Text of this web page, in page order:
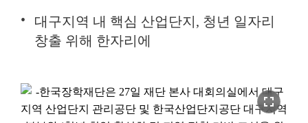
대구지역 내 핵심 산업단지, 청년 일자리
창출 위해 한자리에
fullscreen